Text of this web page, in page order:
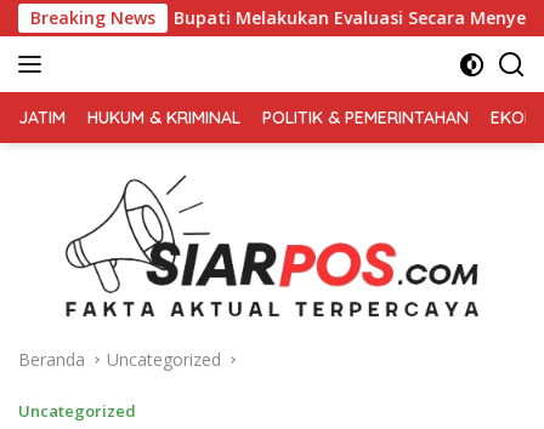
Langsung
ke
konten
Breaking News
Melakukan Evaluasi Secara Menyeluruh Kembali
TERPERCAYA
JATIM HUKUM & KRIMINAL POLITIK & PEMERINTAHAN
Beranda Uncategorized
Uncategorized